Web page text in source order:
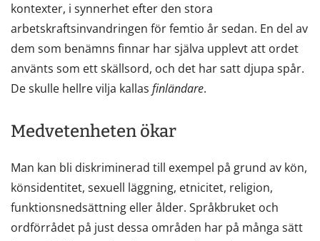
kontexter, i synnerhet efter den stora
arbetskraftsinvandringen för femtio år sedan. En del av
dem som benämns finnar har själva upplevt att ordet
använts som ett skällsord, och det har satt djupa spår.
De skulle hellre vilja kallas finländare.
Medvetenheten ökar
Man kan bli diskriminerad till exempel på grund av kön,
könsidentitet, sexuell läggning, etnicitet, religion,
funktionsnedsättning eller ålder. Språkbruket och
ordförrådet på just dessa områden har på många sätt